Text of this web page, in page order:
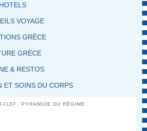
HOTELS
VOYAGE
GRÈCE
GRÈCE
& RESTOS
ET SOINS DU CORPS
CLEF :PYRAMIDE DU RÉGIME